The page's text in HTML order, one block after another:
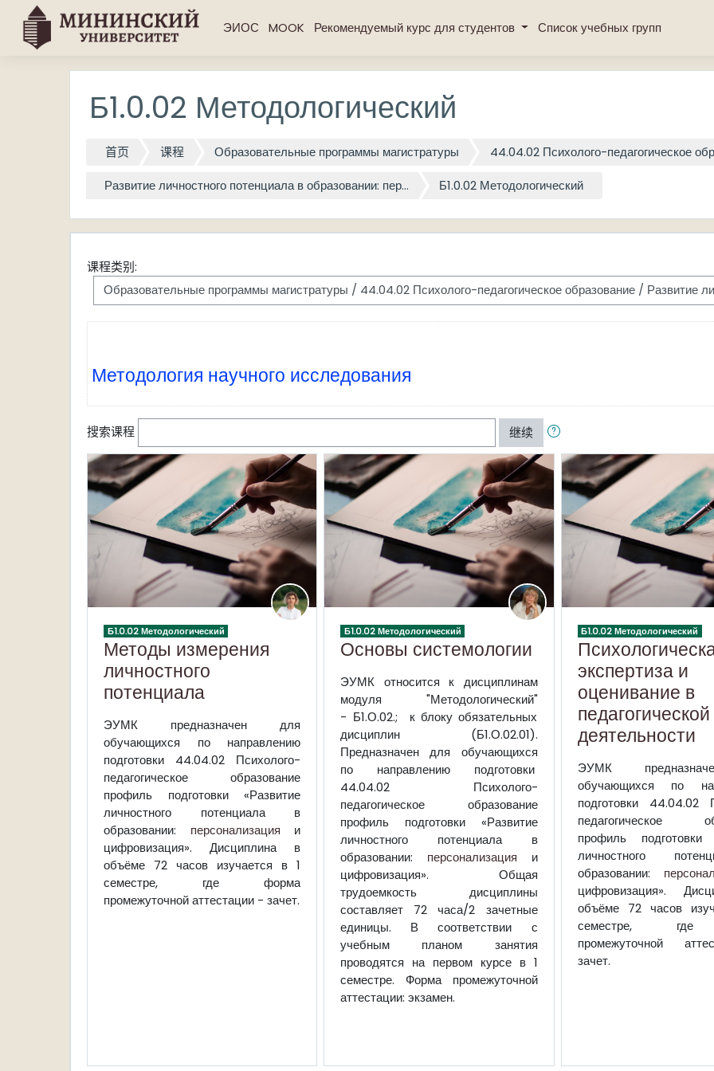
ЭИОС MOOK Рекомендуемый курс для студентов Список учебных групп
Б1.0.02 Методологический
首页 课程 Образовательные программы магистратуры
44.04.02 Психолого-педагогическое
Развитие личностного потенциала в образовании: пер...
Б1.0.02 Методологический
课程类别:
Методология научного исследования
搜索课程 继续
Б1.0.02 Методологический
Методы измерения
личностного
потенциала
ЭУМК предназначен для
обучающихся по направлению
подготовки 44.04.02 Психолого-
педагогическое образование
профиль подготовки «Развитие
личностного потенциала в
образовании: персонализация и
цифровизация». Дисциплина в
объёме 72 часов изучается в 1
семестре, где форма
промежуточной аттестации - зачет.
Б1.0.02 Методологический
Основы системологии
ЭУМК относится к дисциплинам
модуля "Методологический"
- Б1.О.02.; к блоку обязательных
дисциплин (Б1.О.02.01).
Предназначен для обучающихся
по направлению подготовки
44.04.02 Психолого-
педагогическое образование
профиль подготовки «Развитие
личностного потенциала в
образовании: персонализация и
цифровизация». Общая
трудоемкость дисциплины
составляет 72 часа/2 зачетные
единицы. В соответствии с
учебным планом занятия
проводятся на первом курсе в 1
семестре. Форма промежуточной
аттестации: экзамен.
Б1.0.02 Методологический
экспертиза и
оценивание в
педагогической
деятельности
ЭУМК
обучающихся по
подготовки 44.04.02
педагогическое
профиль подготовки
личностного
образовании:
цифровизация».
объёме 72 часов
семестре,
промежуточной
зачет.